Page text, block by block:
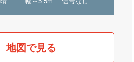
地図で見る